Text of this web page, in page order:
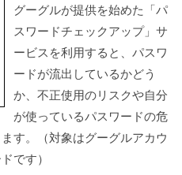
グーグルが提供を始めた「パ
スワードチェックアップ」サ
ービスを利用すると、パスワ
ードが流出しているかどう
か、不正使用のリスクや自分
が使っているパスワードの危
す。（対象はグーグルアカウ
です）